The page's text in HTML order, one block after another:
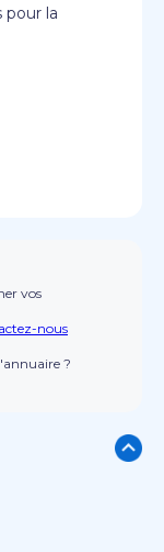
pour la
vos
nous
?